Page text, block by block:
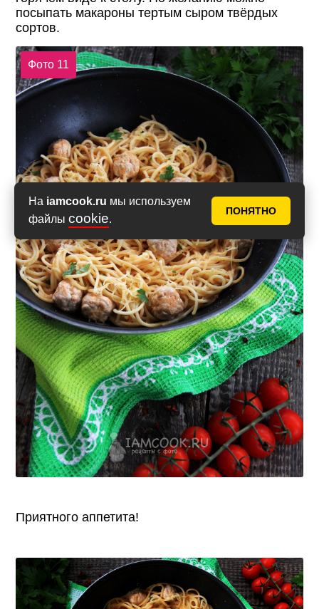
На iamcook.ru мы используем
файлы cookie.
ПОНЯТНО
посыпать макароны тертым сыром твёрдых
сортов.
Фото 11
Приятного аппетита!